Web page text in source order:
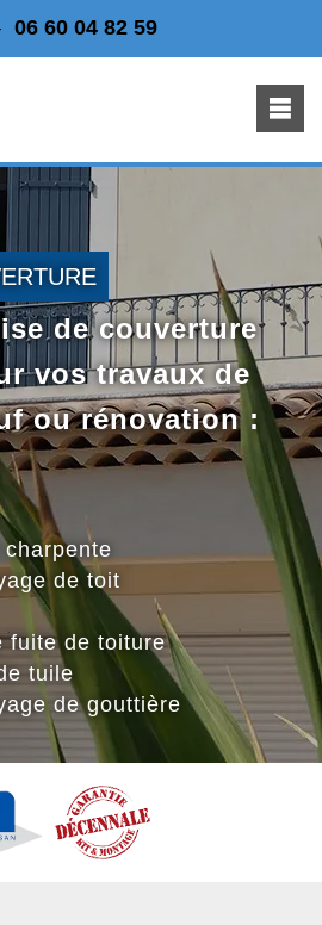
06 60 04 82 59
de couverture
vos travaux de
ou rénovation :
de toit
fuite de toiture
tuile
de gouttière